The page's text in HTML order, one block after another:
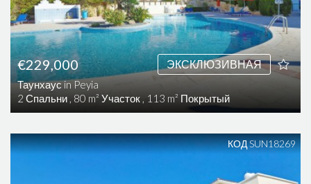
ЭКСКЛЮЗИВНАЯ
€229,000
Таунхаус in Peyia
2 Спальни , 80 m² Участок , 113 m² Покрытый
КОД SUN18269